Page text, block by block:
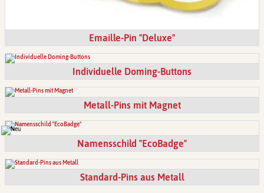
Emaille-Pin "Deluxe"
Individuelle Doming-Buttons
Metall-Pins mit Magnet
Namensschild "EcoBadge"
Standard-Pins aus Metall